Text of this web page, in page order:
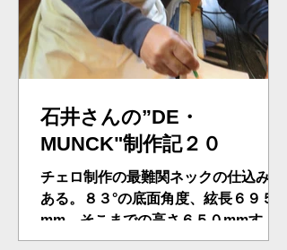
石井さんの”DE・
MUNCK"制作記２０
チェロ制作の最難関ネックの仕込みで
ある。８３°の底面角度、絃長６９５
mm、そこまでの高さ６５０mmすべ
てをクリヤさらに蟻加工を徹底、氏、